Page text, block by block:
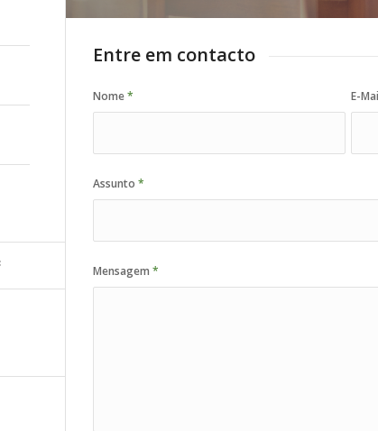
Entre em contacto
Nome* E-
Assunto *
Mensagem *